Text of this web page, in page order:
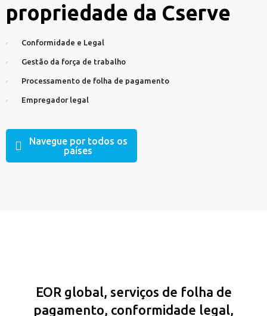
propriedade da Cserve
Conformidade e Legal
Gestão da força de trabalho
Processamento de folha de pagamento
Empregador legal
Navegue por todos os
países
EOR global, serviços de folha de
pagamento, conformidade legal,